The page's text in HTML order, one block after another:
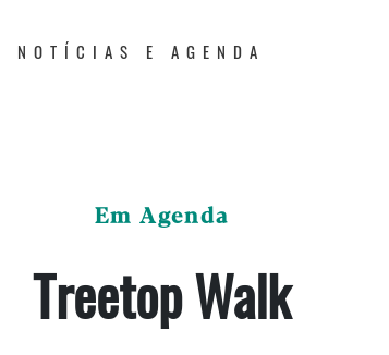
NOTÍCIAS E AGENDA
Em Agenda
Treetop Walk